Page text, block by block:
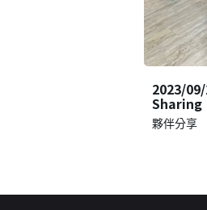
2023/
Sharing
夥伴分享